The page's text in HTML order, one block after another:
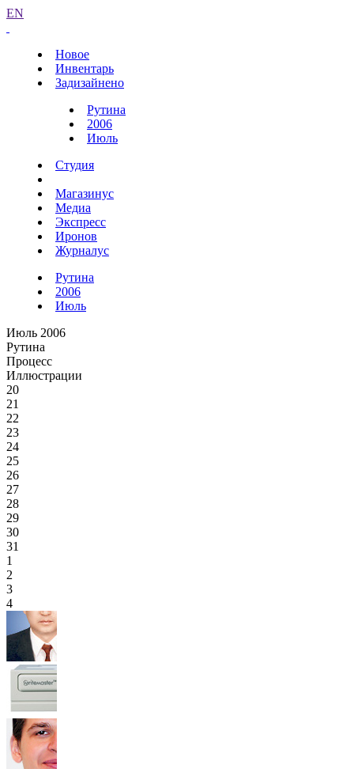
EN
Новое
Инвентарь
Задизайнено
Рутина
2006
Июль
Студия
Магазинус
Медиа
Экспресс
Иронов
Журналус
Рутина
2006
Июль
Июль 2006
Рутина
Процесс
Иллюстрации
20
21
22
23
24
25
26
27
28
29
30
31
1
2
3
4